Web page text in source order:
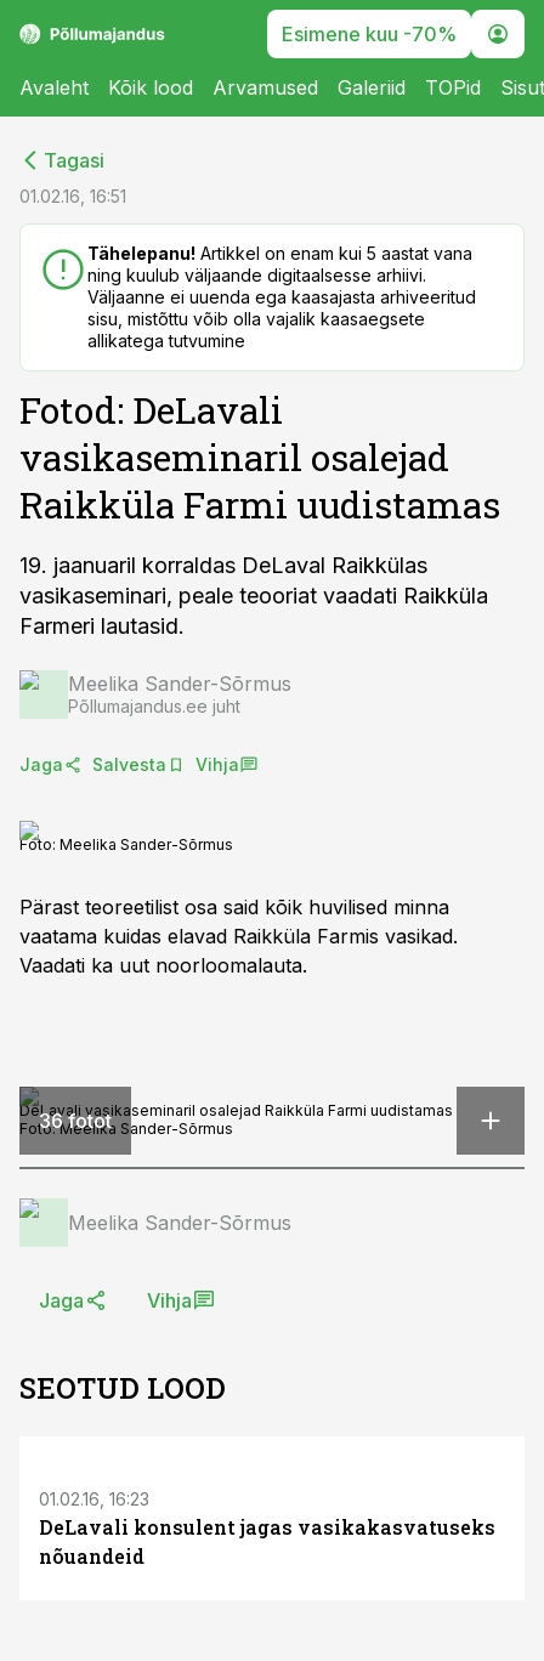
Esimene kuu -70%
Avaleht Kõik lood Arvamused Galeriid TOPid
Tagasi
01.02.16, 16:51
Tähelepanu! Artikkel on enam kui 5 aastat vana
ning kuulub väljaande digitaalsesse arhiivi.
Väljaanne ei uuenda ega kaasajasta arhiveeritud
sisu, mistõttu võib olla vajalik kaasaegsete
allikatega tutvumine
Fotod: DeLavali
vasikaseminaril osalejad
Raikküla Farmi uudistamas
19. jaanuaril korraldas DeLaval Raikkülas
vasikaseminari, peale teooriat vaadati Raikküla
Farmeri lautasid.
Meelika Sander-Sõrmus
Põllumajandus.ee juht
Jaga Salvesta Vihja
Foto: Meelika Sander-Sõrmus
Pärast teoreetilist osa said kõik huvilised minna
vaatama kuidas elavad Raikküla Farmis vasikad.
Vaadati ka uut noorloomalauta.
36 fotot
DeLavali vasikaseminaril osalejad Raikküla Farmi uudistamas
Foto:Meelika Sander-Sõrmus
Meelika Sander-Sõrmus
Jaga Vihja
SEOTUD LOOD
01.02.16, 16:23
DeLavali konsulent jagas vasikakasvatuseks
nõuandeid